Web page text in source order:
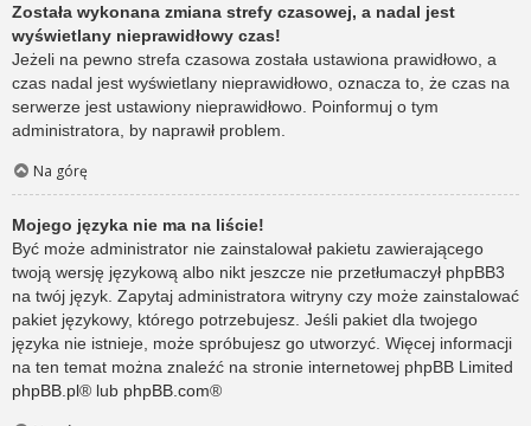
Została wykonana zmiana strefy czasowej, a nadal jest
wyświetlany nieprawidłowy czas!
Jeżeli na pewno strefa czasowa została ustawiona prawidłowo, a
czas nadal jest wyświetlany nieprawidłowo, oznacza to, że czas na
serwerze jest ustawiony nieprawidłowo. Poinformuj o tym
administratora, by naprawił problem.
Na górę
Mojego języka nie ma na liście!
Być może administrator nie zainstalował pakietu zawierającego
twoją wersję językową albo nikt jeszcze nie przetłumaczył phpBB3
na twój język. Zapytaj administratora witryny czy może zainstalować
pakiet językowy, którego potrzebujesz. Jeśli pakiet dla twojego
języka nie istnieje, może spróbujesz go utworzyć. Więcej informacji
na ten temat można znaleźć na stronie internetowej phpBB Limited
phpBB.pl® lub phpBB.com®